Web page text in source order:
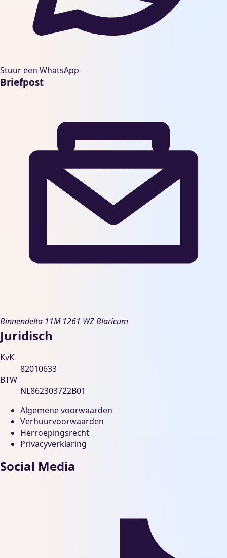
Stuur een WhatsApp
Briefpost
Binnendelta 11M 1261 WZ Blaricum
Juridisch
KvK
82010633
BTW
NL862303722B01
Algemene voorwaarden
Verhuurvoorwaarden
Herroepingsrecht
Privacyverklaring
Social Media